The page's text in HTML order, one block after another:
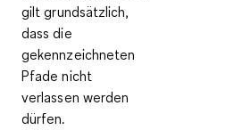
gilt grundsätzlich,
dass die
gekennzeichneten
Pfade nicht
verlassen werden
dürfen.